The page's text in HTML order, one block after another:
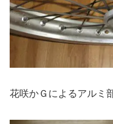
花咲かＧによるアルミ